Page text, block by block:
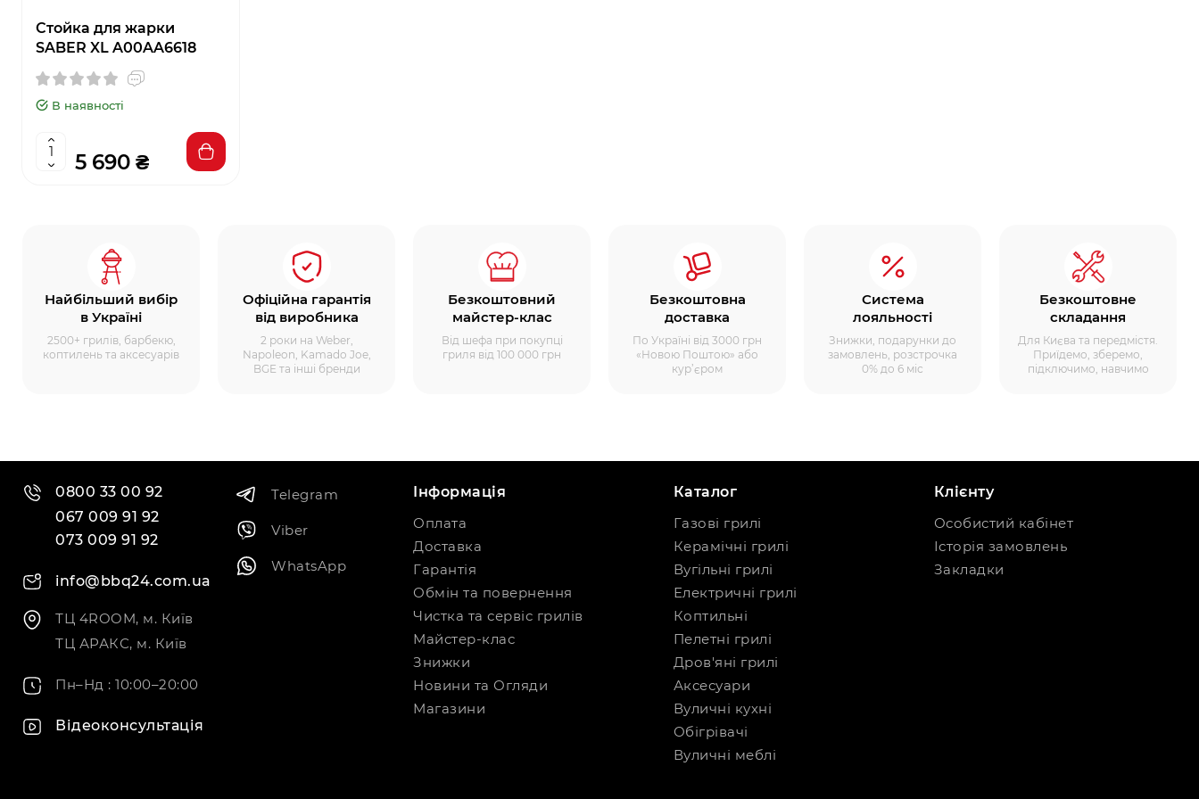
Стойка для жарки
SABER XL A00AA6618
В наявності
5 690 ₴
Найбільший вибір
в Україні
2500+ грилів, барбекю,
коптилень та аксесуарів
Офіційна гарантія
від виробника
2 роки на Weber,
Napoleon, Kamado Joe,
BGE та інші бренди
Безкоштовний
майстер-клас
Від шефа при покупці
гриля від 100 000 грн
Безкоштовна
доставка
По Україні від 3000 грн
«Новою Поштою» або
кур’єром
Система
лояльності
Знижки, подарунки до
замовлень, розстрочка
0% до 6 міс
Безкоштовне
складання
Для Києва та передмістя.
Приїдемо, зберемо,
підключимо, навчимо
0800 33 00 92
067 009 91 92
073 009 91 92
info@bbq24.com.ua
ТЦ 4ROOM, м. Київ
ТЦ АРАКС, м. Київ
Пн–Нд : 10:00–20:00
Відеоконсультація
Telegram
Viber
WhatsApp
Інформація
Оплата
Доставка
Гарантія
Обмін та повернення
Чистка та сервіс грилів
Майстер-клас
Знижки
Новини та Огляди
Магазини
Каталог
Газові грилі
Керамічні грилі
Вугільні грилі
Електричні грилі
Коптильні
Пелетні грилі
Дров'яні грилі
Аксесуари
Вуличні кухні
Обігрівачі
Вуличні меблі
Клієнту
Особистий кабінет
Історія замовлень
Закладки